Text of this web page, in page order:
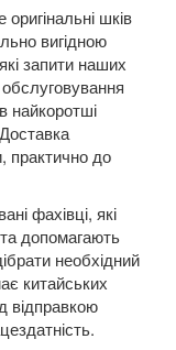
шків
вигідною
запити наших
найкоротші
практично до
фахівці, які
допомагають
необхідний
китайських
відправкою